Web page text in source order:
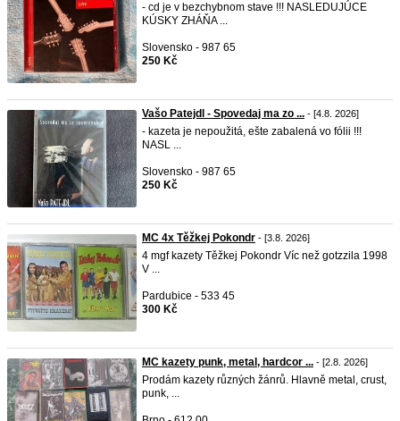
- cd je v bezchybnom stave !!! NASLEDUJÚCE
KÚSKY ZHÁŇA ...
Slovensko - 987 65
250 Kč
Vašo Patejdl - Spovedaj ma zo ... - [4.8. 2026]
- kazeta je nepoužitá, ešte zabalená vo fólii !!!
NASL ...
Slovensko - 987 65
250 Kč
MC 4x Těžkej Pokondr - [3.8. 2026]
4 mgf kazety Těžkej Pokondr Víc než gotzzila 1998
V ...
Pardubice - 533 45
300 Kč
MC kazety punk, metal, hardcor ... - [2.8. 2026]
Prodám kazety různých žánrů. Hlavně metal, crust,
punk, ...